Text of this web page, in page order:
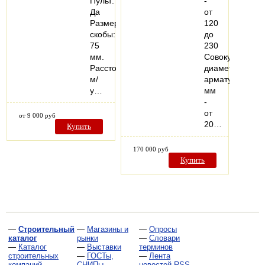
Да
Размер
скобы:
75
мм.
Расстояние
м/
у…
от 9 000 руб
Купить
от
120
до
230
Совокупный
диаметр
арматуры,
мм
-
от
20…
170 000 руб
Купить
— Строительный
каталог
— Каталог
строительных
— Магазины и
рынки
— Выставки
— ГОСТы,
— Опросы
— Словари
терминов
— Лента